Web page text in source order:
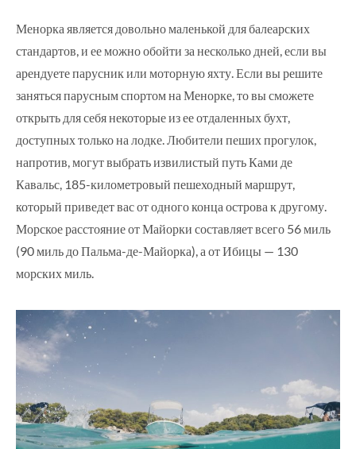
Менорка является довольно маленькой для балеарских
стандартов, и ее можно обойти за несколько дней, если вы
арендуете парусник или моторную яхту. Если вы решите
заняться парусным спортом на Менорке, то вы сможете
открыть для себя некоторые из ее отдаленных бухт,
доступных только на лодке. Любители пеших прогулок,
напротив, могут выбрать извилистый путь Ками де
Кавальс, 185-километровый пешеходный маршрут,
который приведет вас от одного конца острова к другому.
Морское расстояние от Майорки составляет всего 56 миль
(90 миль до Пальма-де-Майорка), а от Ибицы — 130
морских миль.